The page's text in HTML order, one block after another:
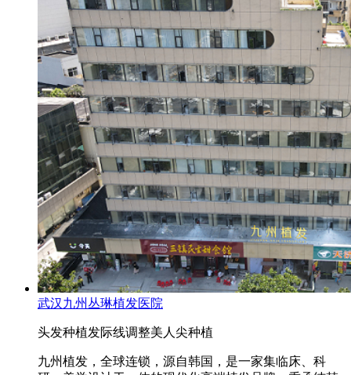
武汉九州丛琳植发医院
头发种植发际线调整美人尖种植
九州植发，全球连锁，源自韩国，是一家集临床、科